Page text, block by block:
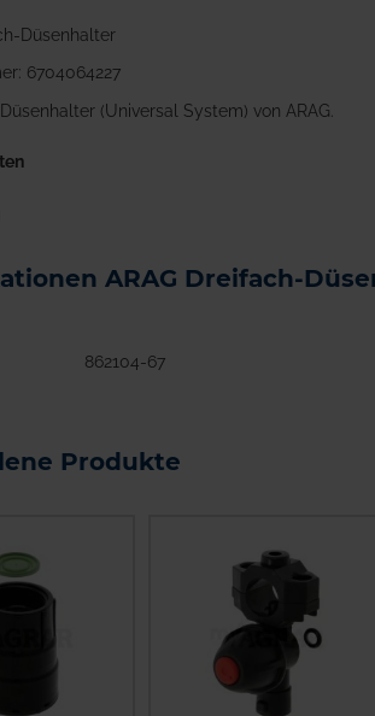
Düsenhalter
6704064227
(Universal System) von ARAG.
ARAG Dreifach-
862104-67
Produkte